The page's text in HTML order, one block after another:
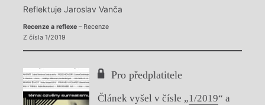
Reflektuje Jaroslav Vanča
Recenze a reflexe– Recenze
Z čísla 1/2019
Pro předplatitele
Článek vyšel v čísle „1/2019“ a